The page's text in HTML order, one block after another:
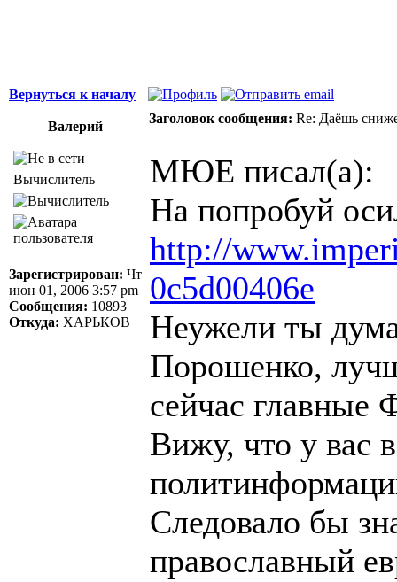
Вернуться к началу
Валерий
Заголовок сообщения: Re: Даёшь
Вычислитель
Зарегистрирован: Чт
июн 01, 2006 3:57 pm
Сообщения: 10893
Откуда: ХАРЬКОВ
МЮЕ писал(а):
На попробуй
http://
0c5d00406e
Неужели ты
Порошенко,
сейчас
Вижу, что у вас
Следовало бы
православный